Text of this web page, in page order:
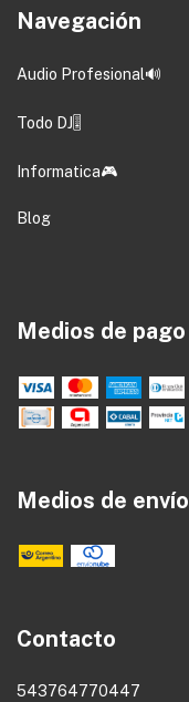
Navegación
Audio Profesional🔊
Todo DJ🎚️
Informatica🎮
Blog
Medios de pago
Medios de envío
Contacto
543764770447